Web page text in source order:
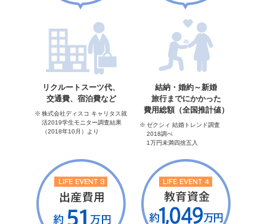
リクルートスーツ代、
交通費、宿泊費など
株式会社ディスコ キャリタス就
活2019学生モニター調査結果
（2018年10月）より
結納・婚約～新婚
旅行までにかかった
費用総額（全国推計値）
ゼクシィ 結婚トレンド調査
2018調べ
1万円未満四捨五入